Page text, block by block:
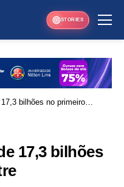
STORIES
bilhões no primeiro
17,3 bilhões